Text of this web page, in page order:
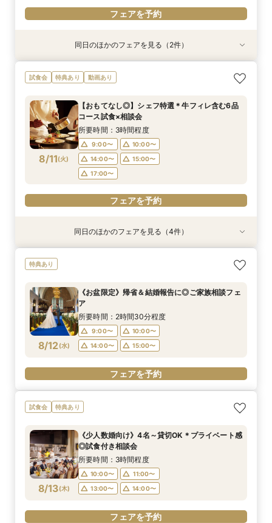
フェアを予約
特典あり
8/10(月)
《少人数婚向け》4名～貸切OK＊プライベート感
◎試食付き相談会
10:00〜
11:00〜
13:00〜
14:00〜
16:00〜
フェアを予約
特典あり
8/10(月)
平日フェア《試食付》チャペル体験×選べる会場
見学×見積り相談
10:00〜
11:00〜
13:00〜
14:00〜
16:00〜
フェアを予約
同日のほかのフェアを見る（2件）
試食会 特典あり 動画あり
8/11(火)
【おもてなし◎】シェフ特選＊牛フィレ含む6品
コース試食×相談会
所要時間：3時間程度
9:00〜
10:00〜
14:00〜
15:00〜
17:00〜
フェアを予約
特典あり 動画あり
8/11(火)
《ガーデン新登場》チャペル×人気演出体験×相
14:00〜
15:00〜
17:00〜
特典あり
8/11(火)
《少人数婚向け》4名～貸切OK＊プライベート感
14:00〜
15:00〜
17:00〜
特典あり
8/11(火)
《独立型神殿あり》親も喜ぶ本格神前式×充実の
14:00〜
15:00〜
17:00〜
8/11(火)
《はじめての見学に◎》充実サポート×安心価格
14:00〜
15:00〜
17:00〜
同日のほかのフェアを見る（4件）
特典あり
8/12(水)
《お盆限定》帰省＆結婚報告に◎ご家族相談フェ
ア
所要時間：2時間30分程度
9:00〜
10:00〜
14:00〜
15:00〜
フェアを予約
試食会 特典あり
8/13(木)
《少人数婚向け》4名～貸切OK＊プライベート感
◎試食付き相談会
所要時間：3時間程度
10:00〜
11:00〜
13:00〜
14:00〜
フェアを予約